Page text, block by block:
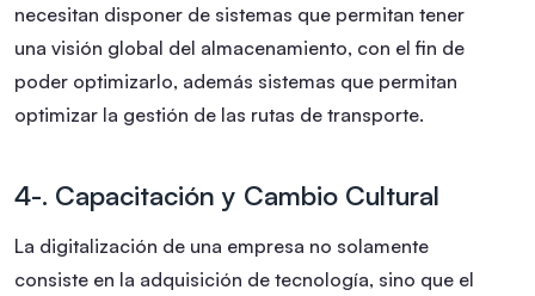
necesitan disponer de sistemas que permitan tener
una visión global del almacenamiento, con el fin de
poder optimizarlo, además sistemas que permitan
optimizar la gestión de las rutas de transporte.
4-. Capacitación y Cambio Cultural
La digitalización de una empresa no solamente
consiste en la adquisición de tecnología, sino que el